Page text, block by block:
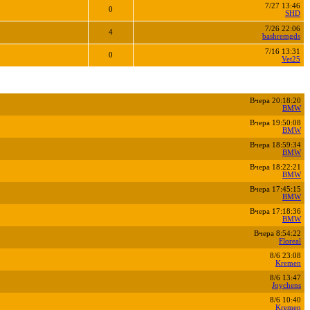
0
7/27 13:46
SHD
4
7/26 22:06
bashremgds
0
7/16 13:31
Vet25
Вчера 20:18:20
BMW
Вчера 19:50:08
BMW
Вчера 18:59:34
BMW
Вчера 18:22:21
BMW
Вчера 17:45:15
BMW
Вчера 17:18:36
BMW
Вчера 8:54:22
Floreal
8/6 23:08
Kremen
8/6 13:47
Joychens
8/6 10:40
Kremen